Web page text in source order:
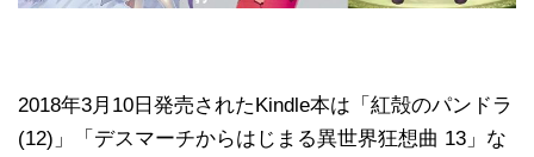
2018年3月10日発売されたKindle本は「紅殻のパンドラ
(12)」「デスマーチからはじまる異世界狂想曲 13」な